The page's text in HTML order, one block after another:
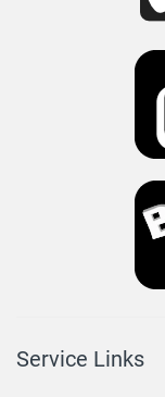
Service Links